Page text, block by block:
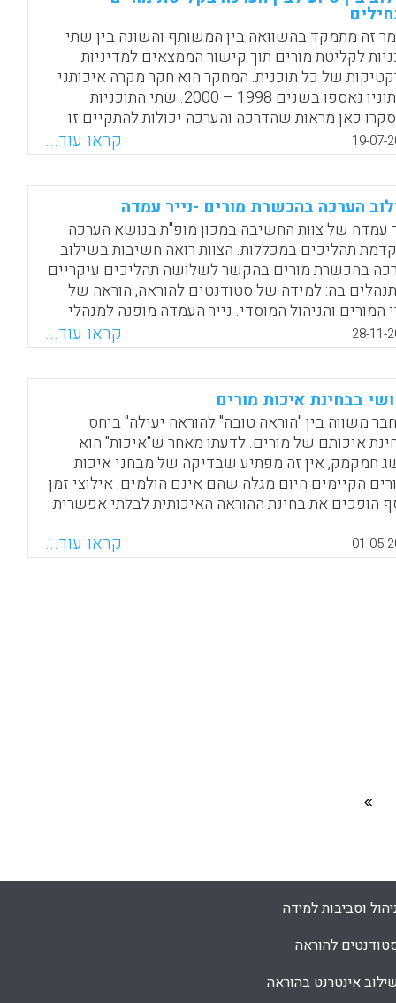
בעיקר בשיעורי מדעים, בשיעורי שפות זרות
בחטיבות הביניים.
WhatsApp
Facebook
Email
X
זה מתמקד בהשוואה בין המשותף והשונה בין שתי
לקליטת מורים תוך קישור הממצאים למדיניות
של כל תוכנית. המחקר הוא חקר מקרה איכותני
שנתוניו נאספו בשנים 1998 – 2000. שתי התוכניות
כאן מראות שהדרכה והערכה יכולות להתקיים זו
זו אם כי אף תוכנית לא טיפלה בצורה מספקת בסתירה
התהליך הזה, דהיינו בשאלה, כיצד לשלב
מקצועית כפונקציה של חונכות מבלי לסכן
פתיחות ואמון הנדרשים הדרכה משמעותית (Yusko, B., &
Feiman-
WhatsApp
Facebook
Email
X
19-07- קראו עוד...
הערכה בהכשרת מורים -נייר עמדה
עמדה של צוות החשיבה במכון מופ"ת בנושא הערכה
תהליכים במכללות. הצוות רואה חשיבות בשילוב
בהכשרת מורים בהקשר לשלושה תהליכים עיקריים
בה: למידה של סטודנטים להוראה, הוראה של
המורים והניהול המוסדי. נייר העמדה מופנה למנהלי
לסגל ההוראה ולבעלי תפקידים הן במוסדות
המורים והם באגף להכשרת המורים במשרד
ומטרתו לעודד שימוש מקצועי יותר בתהליכי הוראה
שמתגברות על הבעיות השונות הקיימות בהערכה
כיום.
WhatsApp
Facebook
Email
X
28-11- קראו עוד...
בבחינת איכות מורים
משווה בין "הוראה טובה" להוראה יעילה" ביחס
איכותם של מורים. לדעתו מאחר ש"איכות" הוא
חמקמק, אין זה מפתיע שבדיקה של מבחני איכות
הקיימים היום מגלה שהם אינם הולמים. אילוצי זמן
הופכים את בחינת ההוראה האיכותית לבלתי אפשרית
נכונה את איכות הוראתם, מה שמוביל באופן
לכך שמבחנים לבדיקת איכות המורה יובילו
01-05- קראו עוד...
וסביבות למידה
להוראה
אינטרנט בהוראה